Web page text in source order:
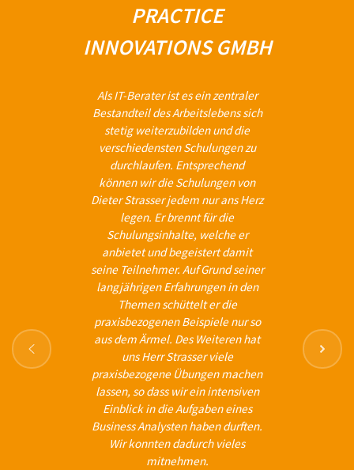
PRACTICE
INNOVATIONS GMBH
Als IT-Berater ist es ein zentraler
Bestandteil des Arbeitslebens sich
stetig weiterzubilden und die
verschiedensten Schulungen zu
durchlaufen. Entsprechend
können wir die Schulungen von
Dieter Strasser jedem nur ans Herz
legen. Er brennt für die
Schulungsinhalte, welche er
anbietet und begeistert damit
seine Teilnehmer. Auf Grund seiner
langjährigen Erfahrungen in den
Themen schüttelt er die
praxisbezogenen Beispiele nur so
aus dem Ärmel. Des Weiteren hat
uns Herr Strasser viele
praxisbezogene Übungen machen
lassen, so dass wir ein intensiven
Einblick in die Aufgaben eines
Business Analysten haben durften.
Wir konnten dadurch vieles
mitnehmen.